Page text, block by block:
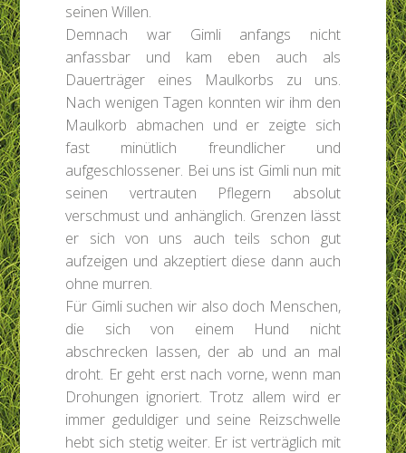
seinen Willen.
Demnach war Gimli anfangs nicht
anfassbar und kam eben auch als
Dauerträger eines Maulkorbs zu uns.
Nach wenigen Tagen konnten wir ihm den
Maulkorb abmachen und er zeigte sich
fast minütlich freundlicher und
aufgeschlossener. Bei uns ist Gimli nun mit
seinen vertrauten Pflegern absolut
verschmust und anhänglich. Grenzen lässt
er sich von uns auch teils schon gut
aufzeigen und akzeptiert diese dann auch
ohne murren.
Für Gimli suchen wir also doch Menschen,
die sich von einem Hund nicht
abschrecken lassen, der ab und an mal
droht. Er geht erst nach vorne, wenn man
Drohungen ignoriert. Trotz allem wird er
immer geduldiger und seine Reizschwelle
hebt sich stetig weiter. Er ist verträglich mit